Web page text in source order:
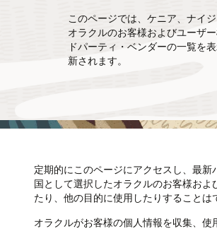
このページでは、ケニア、ナイ
オラクルのお客様およびユーザ
ドパーティ・ベンダーの一覧を
新されます。
定期的にこのページにアクセスし、最
国として選択したオラクルのお客様お
たり、他の目的に使用したりすることは
オラクルがお客様の個人情報を収集、使